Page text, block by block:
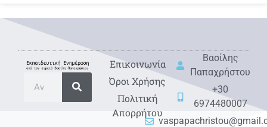
Eπικοινωνία
Όροι Χρήσης
Πολιτική
Απορρήτου
Βασίλης
Παπαχρήστου
+30
6974480007